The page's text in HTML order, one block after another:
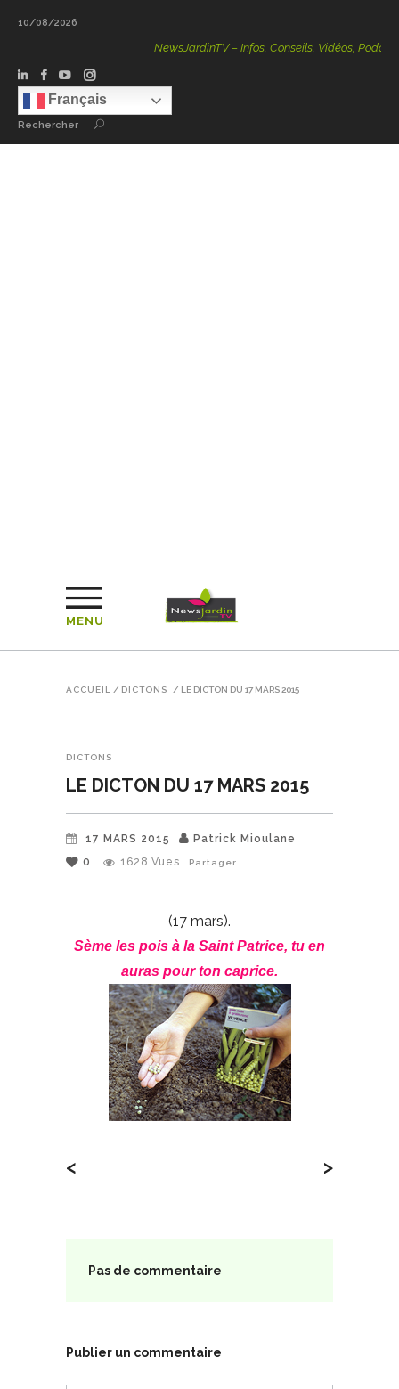
10/08/2026
NewsJardinTV – Infos, Conseils, Vidéos, Podcasts – 100
Français
Rechercher
MENU
ACCUEIL / DICTONS / LE DICTON DU 17 MARS 2015
DICTONS
LE DICTON DU 17 MARS 2015
17 MARS 2015
Patrick Mioulane
0
1628 Vues Partager
(17 mars).
Sème les pois à la Saint Patrice, tu en
auras pour ton caprice.
< >
Pas de commentaire
Publier un commentaire